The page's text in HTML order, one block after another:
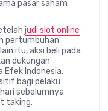
pasar saham
judi slot online
pertumbuhan
itu, aksi beli pada
dukungan
Efek Indonesia.
bagi pelaku
sebelumnya
taking.